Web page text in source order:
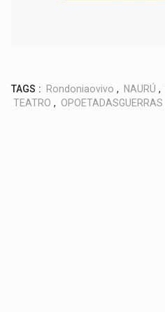
TAGS : Rondoniaovivo , NAURÚ ,
TEATRO , OPOETADASGUERRAS